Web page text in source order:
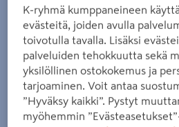
K-ryhmä kumppaneineen
evästeitä, joiden avulla
toivotulla tavalla. Lisäksi
palveluiden tehokkuutta sekä
yksilöllinen ostokokemus ja
tarjoaminen. Voit antaa
”Hyväksy kaikki”. Pystyt
myöhemmin